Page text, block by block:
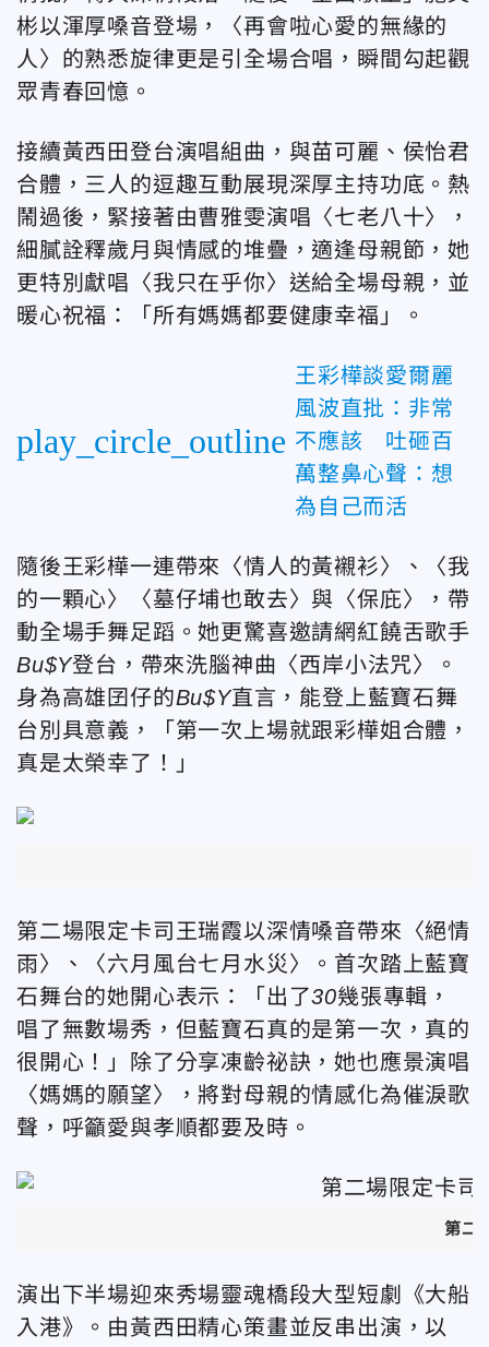
彬以渾厚嗓音登場，〈再會啦心愛的無緣的
人〉的熟悉旋律更是引全場合唱，瞬間勾起觀
眾青春回憶。
接續黃西田登台演唱組曲，與苗可麗、侯怡君
合體，三人的逗趣互動展現深厚主持功底。熱
鬧過後，緊接著由曹雅雯演唱〈七老八十〉，
細膩詮釋歲月與情感的堆疊，適逢母親節，她
更特別獻唱〈我只在乎你〉送給全場母親，並
暖心祝福：「所有媽媽都要健康幸福」。
play_circle_outline
王彩樺談愛爾麗
風波直批：非常
不應該 吐砸百
萬整鼻心聲：想
為自己而活
隨後王彩樺一連帶來〈情人的黃襯衫〉、〈我
的一顆心〉〈墓仔埔也敢去〉與〈保庇〉，帶
動全場手舞足蹈。她更驚喜邀請網紅饒舌歌手
Bu$Y登台，帶來洗腦神曲〈西岸小法咒〉。
身為高雄囝仔的Bu$Y直言，能登上藍寶石舞
台別具意義，「第一次上場就跟彩樺姐合體，
真是太榮幸了！」
第二場限定卡司王瑞霞以深情嗓音帶來〈絕情
雨〉、〈六月風台七月水災〉。首次踏上藍寶
石舞台的她開心表示：「出了30幾張專輯，
唱了無數場秀，但藍寶石真的是第一次，真的
很開心！」除了分享凍齡祕訣，她也應景演唱
〈媽媽的願望〉，將對母親的情感化為催淚歌
聲，呼籲愛與孝順都要及時。
第二
演出下半場迎來秀場靈魂橋段大型短劇《大船
入港》。由黃西田精心策畫並反串出演，以